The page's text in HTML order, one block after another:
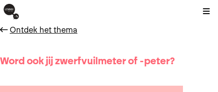
Ontdek het thema
Word ook jij zwerfvuilmeter of -peter?